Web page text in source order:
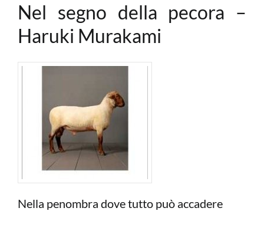
Nel segno della pecora –
Haruki Murakami
Nella penombra dove tutto può accadere